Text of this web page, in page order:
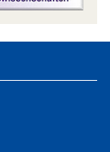
werden.
und
gelernt
die des
Nicht